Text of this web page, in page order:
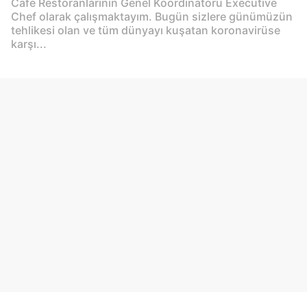
Cafe Restoranlarının Genel Koordinatörü Executive
Chef olarak çalışmaktayım. Bugün sizlere günümüzün
tehlikesi olan ve tüm dünyayı kuşatan koronavirüse
karşı...